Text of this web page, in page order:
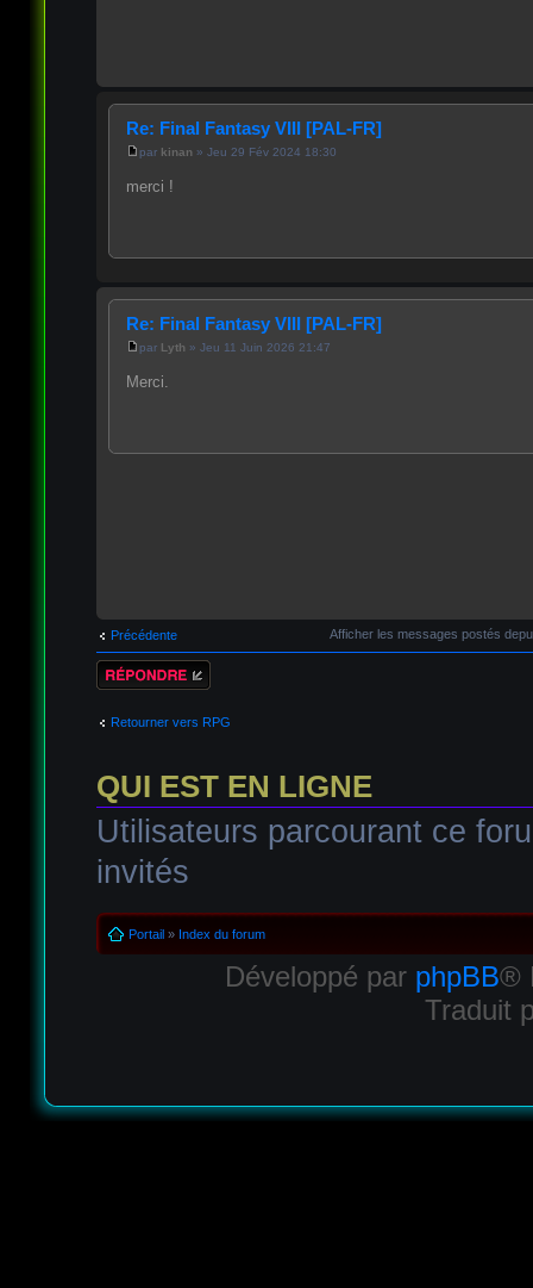
Re: Final Fantasy VIII [PAL-FR]
par kinan » Jeu 29 Fév 2024 18:30
merci !
Re: Final Fantasy VIII [PAL-FR]
par Lyth » Jeu 11 Juin 2026 21:47
Merci.
Précédente Afficher les messages postés
Répondre
Retourner vers RPG
QUI EST EN LIGNE
Utilisateurs parcourant ce
invités
Portail» Index du forum
Développé par phpBB®
Traduit